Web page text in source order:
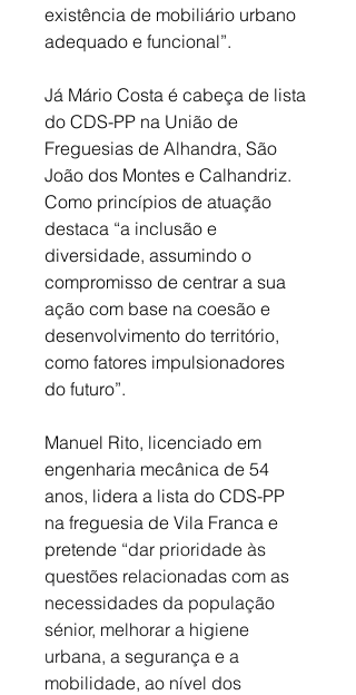
existência de mobiliário urbano
adequado e funcional”.
Já Mário Costa é cabeça de lista
do CDS-PP na União de
Freguesias de Alhandra, São
João dos Montes e Calhandriz.
Como princípios de atuação
destaca “a inclusão e
diversidade, assumindo o
compromisso de centrar a sua
ação com base na coesão e
desenvolvimento do território,
como fatores impulsionadores
do futuro”.
Manuel Rito, licenciado em
engenharia mecânica de 54
anos, lidera a lista do CDS-PP
na freguesia de Vila Franca e
pretende “dar prioridade às
questões relacionadas com as
necessidades da população
sénior, melhorar a higiene
urbana, a segurança e a
mobilidade, ao nível dos